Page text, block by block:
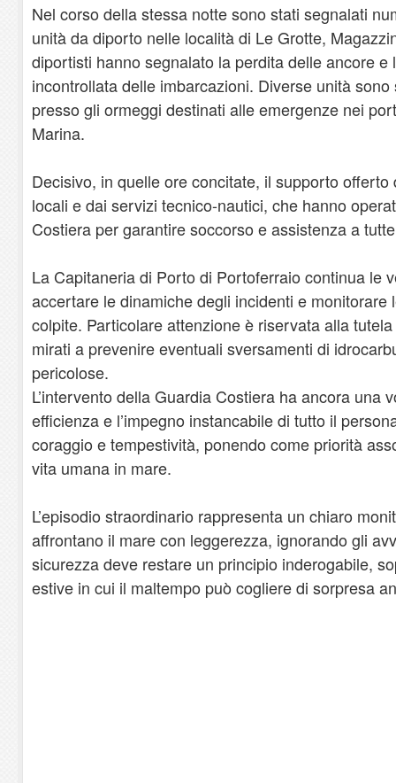
Nel corso della stessa notte sono stati segnalati
unità da diporto nelle località di Le Grotte,
diportisti hanno segnalato la perdita delle ancore e
incontrollata delle imbarcazioni. Diverse unità
presso gli ormeggi destinati alle emergenze nei
Marina.
Decisivo, in quelle ore concitate, il supporto
locali e dai servizi tecnico-nautici, che hanno
Costiera per garantire soccorso e assistenza a
La Capitaneria di Porto di Portoferraio continua le
accertare le dinamiche degli incidenti e monitorare
colpite. Particolare attenzione è riservata alla
mirati a prevenire eventuali sversamenti di
pericolose.
L’intervento della Guardia Costiera ha ancora una
efficienza e l’impegno instancabile di tutto il
coraggio e tempestività, ponendo come priorità
vita umana in mare.
L’episodio straordinario rappresenta un chiaro
affrontano il mare con leggerezza, ignorando gli
sicurezza deve restare un principio inderogabile,
estive in cui il maltempo può cogliere di sorpresa